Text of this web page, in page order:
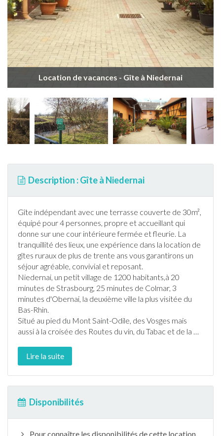
Location de vacances - Gîte à Niedernai
Description : Gîte à Niedernai
Gîte indépendant avec une terrasse couverte de 30m²,
équipé pour 4 personnes, propre et accueillant qui
donne sur une cour intérieure fermée et fleurie. La
tranquillité des lieux, une expérience dans la location de
gîtes ruraux de plus de trente ans vous garantirons un
séjour agréable, convivial et reposant.
Niedernai, un petit village de 1200 habitants,à 20
minutes de Strasbourg, 25 minutes de Colmar, 3
minutes d'Obernai, la deuxième ville la plus visitée du
Bas-Rhin.
Situé au pied du Mont Saint-Odile, des Vosges mais
aussi à la croisée des Routes du vin, du Tabac et de la …
Lire la suite
Disponibilités
Pour connaître les disponibilités de cette location,